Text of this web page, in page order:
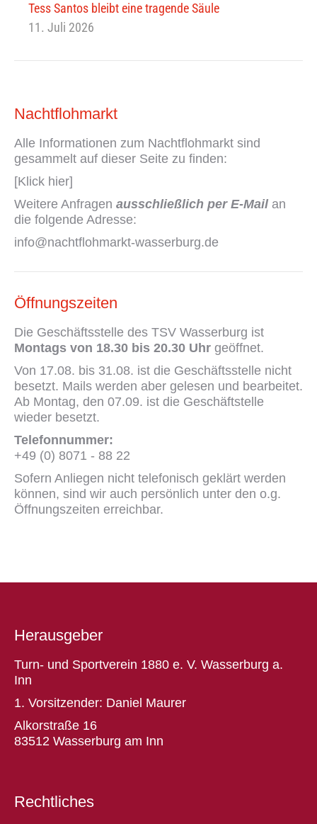
Tess Santos bleibt eine tragende Säule
11. Juli 2026
Nachtflohmarkt
Alle Informationen zum Nachtflohmarkt sind
gesammelt auf dieser Seite zu finden:
[Klick hier]
Weitere Anfragen ausschließlich per E-Mailan
die folgende Adresse:
info@nachtflohmarkt-wasserburg.de
Öffnungszeiten
Die Geschäftsstelle des TSV Wasserburg ist
Montags von 18.30 bis 20.30 Uhr geöffnet.
Von 17.08. bis 31.08. ist die Geschäftsstelle nicht
besetzt. Mails werden aber gelesen und bearbeitet.
Ab Montag, den 07.09. ist die Geschäftstelle
wieder besetzt.
Telefonnummer:
+49 (0) 8071 - 88 22
Sofern Anliegen nicht telefonisch geklärt werden
können, sind wir auch persönlich unter den o.g.
Öffnungszeiten erreichbar.
Herausgeber
Turn- und Sportverein 1880 e. V. Wasserburg a.
Inn
1. Vorsitzender: Daniel Maurer
Alkorstraße 16
83512 Wasserburg am Inn
Rechtliches